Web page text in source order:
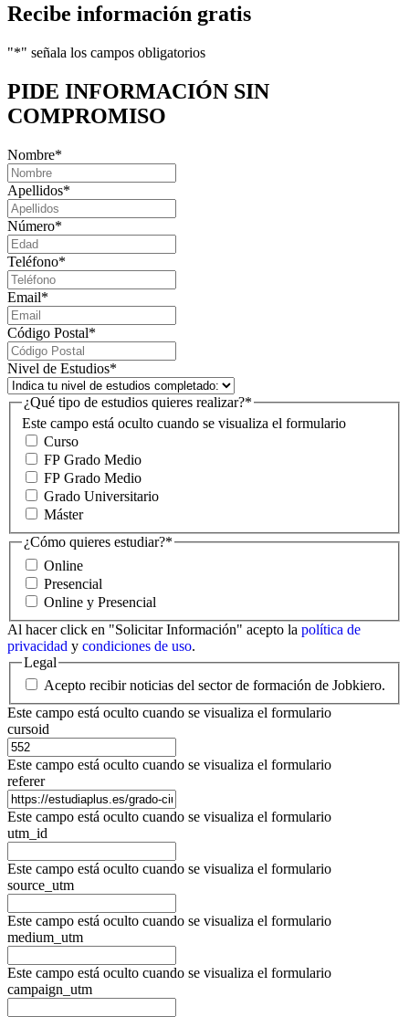
Recibe información gratis
"*" señala los campos obligatorios
PIDE INFORMACIÓN SIN
COMPROMISO
Nombre*
Apellidos*
Número*
Teléfono*
Email*
Código Postal*
Nivel de Estudios*
Este campo está oculto cuando se visualiza el formulario
¿Qué tipo de estudios quieres realizar?*
Curso
FP Grado Medio
FP Grado Medio
Grado Universitario
Máster
¿Cómo quieres estudiar?*
Online
Presencial
Online y Presencial
Al hacer click en "Solicitar Información" acepto la política de
privacidad y condiciones de uso.
Legal
Acepto recibir noticias del sector de formación de Jobkiero.
Este campo está oculto cuando se visualiza el formulario
cursoid
Este campo está oculto cuando se visualiza el formulario
referer
Este campo está oculto cuando se visualiza el formulario
utm_id
Este campo está oculto cuando se visualiza el formulario
source_utm
Este campo está oculto cuando se visualiza el formulario
medium_utm
Este campo está oculto cuando se visualiza el formulario
campaign_utm